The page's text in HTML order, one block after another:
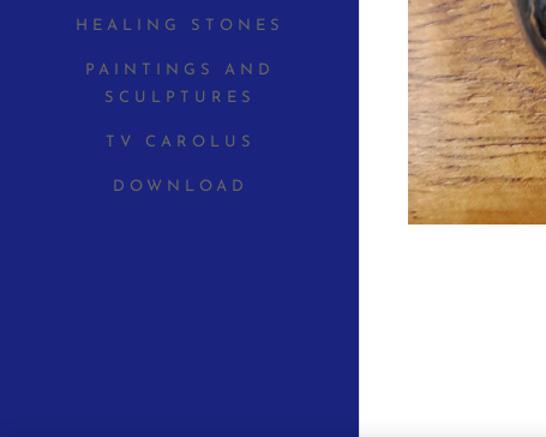
HEALING STONES
PAINTINGS AND
SCULPTURES
TV CAROLUS
DOWNLOAD